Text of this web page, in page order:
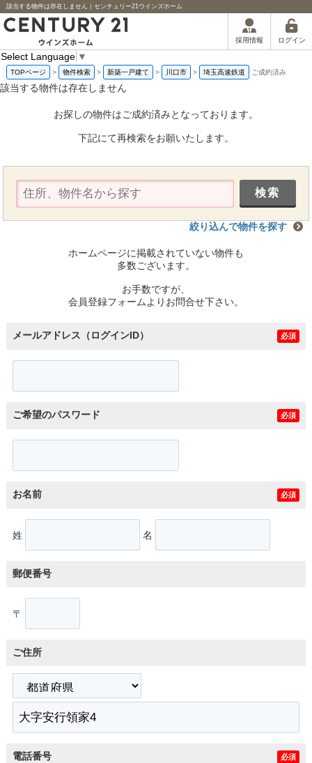
該当する物件は存在しません｜センチュリー21ウインズホーム
採用情報 ログイン
Select Language ▼
TOPページ > 物件検索 > 新築一戸建て > 川口市 > 埼玉高速鉄道 ご成約済み
該当する物件は存在しません
お探しの物件はご成約済みとなっております。
下記にて再検索をお願いたします。
絞り込んで物件を探す
ホームページに掲載されていない物件も
多数ございます。
お手数ですが、
会員登録フォームよりお問合せ下さい。
メールアドレス（ログインID） 必須
ご希望のパスワード 必須
お名前 必須
姓 名
郵便番号
〒
ご住所
電話番号 必須